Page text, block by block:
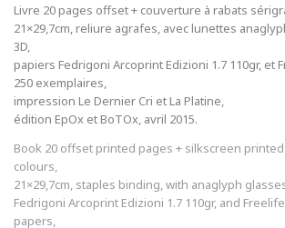
Livre 20 pages offset + couverture à rabats
21×29,7cm, reliure agrafes, avec lunettes
3D,
papiers Fedrigoni Arcoprint Edizioni 1.7 110gr, et
250 exemplaires,
impression Le Dernier Cri et La Platine,
édition EpOx et BoTOx, avril 2015.
Book 20 offset printed pages + silkscreen
colours,
21×29,7cm, staples binding, with anaglyph
Fedrigoni Arcoprint Edizioni 1.7 110gr, and
papers,